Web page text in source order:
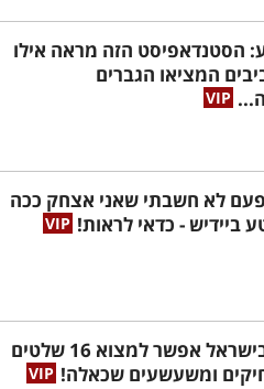
הסטנדאפיסט הזה מראה אילו
המציאו הגברים
לא חשבתי שאני אצחק ככה
ביידיש - כדאי לראות!
רק בישראל אפשר למצוא 16 שלטים
ומשעשעים שכאלה!